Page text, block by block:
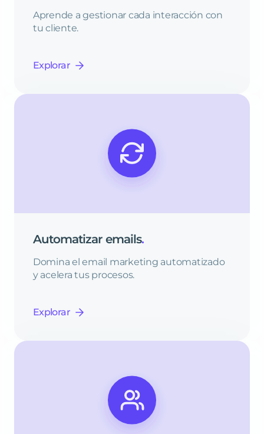
Aprende a gestionar cada interacción con
tu cliente.
Explorar
Automatizar emails.
Domina el email marketing automatizado
y acelera tus procesos.
Explorar